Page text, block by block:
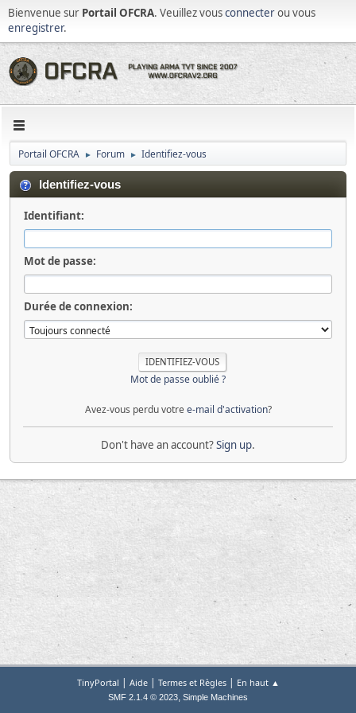
Bienvenue sur Portail OFCRA. Veuillez vousconnecterou vous
enregistrer.
Portail OFCRA ► Forum ► Identifiez-vous
Identifiez-vous
Identifiant:
Mot de passe:
Durée de connexion:
Mot de passe oublié ?
Avez-vous perdu votre e-mail d'activation?
Don't have an account?Sign up.
TinyPortal | Aide| Termes et Règles| En haut ▲
SMF 2.1.4 © 2023, Simple Machines